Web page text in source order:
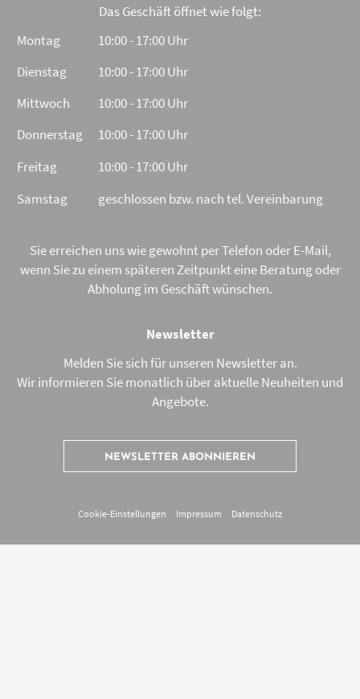
Das Geschäft öffnet wie folgt:
Montag
10:00 - 17:00 Uhr
Dienstag
10:00 - 17:00 Uhr
Mittwoch
10:00 - 17:00 Uhr
Donnerstag
10:00 - 17:00 Uhr
Freitag
10:00 - 17:00 Uhr
Samstag
geschlossen bzw. nach tel. Vereinbarung
Sie erreichen uns wie gewohnt per Telefon oder E-Mail,
wenn Sie zu einem späteren Zeitpunkt eine Beratung oder
Abholung im Geschäft wünschen.
Newsletter
Melden Sie sich für unseren Newsletter an.
Wir informieren Sie monatlich über aktuelle Neuheiten und
Angebote.
NEWSLETTER ABONNIEREN
Cookie-Einstellungen Impressum Datenschutz